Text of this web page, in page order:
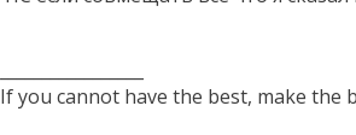
If you cannot have the best, make the